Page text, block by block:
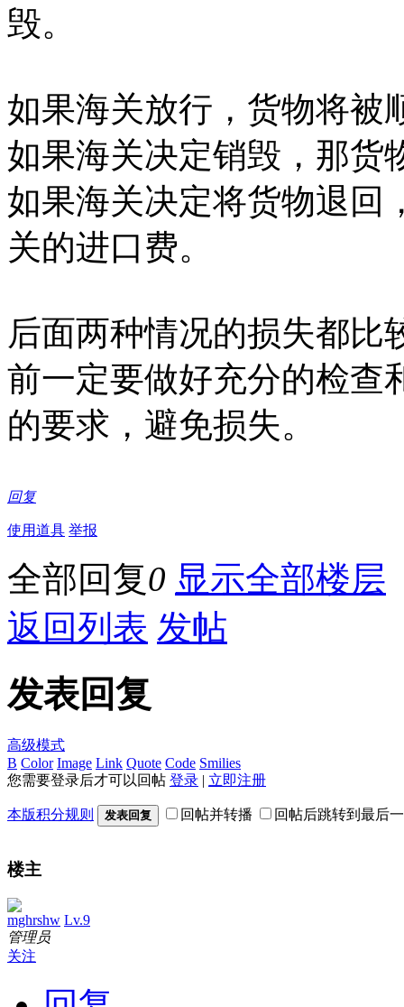
毁。
如果海关放行，货物将被
如果海关决定销毁，那货
如果海关决定将货物退回
关的进口费。
后面两种情况的损失都比
前一定要做好充分的检查
的要求，避免损失。
回复
使用道具 举报
全部回复0 显示全部楼层
返回列表 发帖
发表回复
高级模式
B Color Image Link Quote Code Smilies
您需要登录后才可以回帖 登录 | 立即注册
本版积分规则 发表回复 回帖并转播 回帖后跳转到最后
楼主
mghrshw Lv.9
管理员
关注